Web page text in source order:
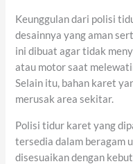
Keunggulan dari polisi
desainnya yang aman
ini dibuat agar tidak
atau motor saat
Selain itu, bahan karet
merusak area sekitar.
Polisi tidur karet yang
tersedia dalam beragam
disesuaikan dengan